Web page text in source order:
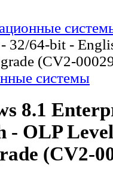
32/64-bit -
(CV2-
системы
8.1
- OLP
(CV2-